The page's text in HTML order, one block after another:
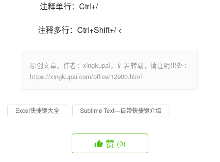
注释单行：Ctrl+/
注释多行：Ctrl+Shift+/ <
原创文章，作者：xingkupai，如若转载，请注明出处：
https://xingkupai.com/office/12900.html
Excel快捷键大全 Sublime Text—自带快捷键介绍
赞 (0)